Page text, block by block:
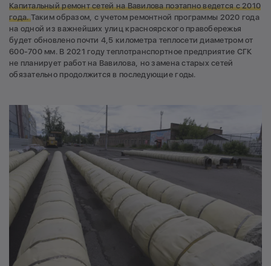
Капитальный ремонт сетей на Вавилова поэтапно ведется с 2010
года.Таким образом, с учетом ремонтной программы 2020 года
на одной из важнейших улиц красноярского правобережья
будет обновлено почти 4,5 километра теплосети диаметром от
600-700 мм. В 2021 году теплотранспортное предприятие СГК
не планирует работ на Вавилова, но замена старых сетей
обязательно продолжится в последующие годы.